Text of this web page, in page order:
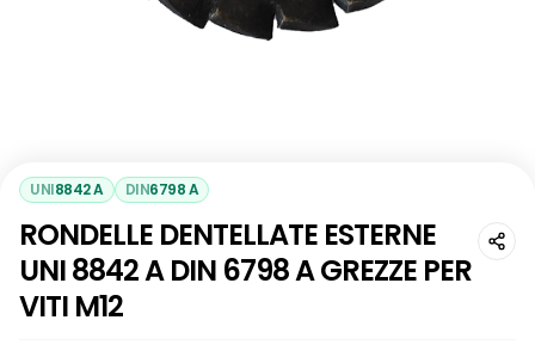
UNI8842 A DIN6798 A
RONDELLE DENTELLATE ESTERNE
UNI 8842 A DIN 6798 A GREZZE PER
VITI M12